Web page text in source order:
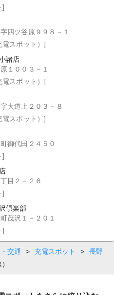
]
四ツ谷原９９８－１
スポット）]
諸店
１００３－１
スポット）]
大道上２０３－８
スポット）]
御代田２４５０
]
目２－２６
]
倶楽部
茂沢１－２０１
]
交通 > 充電スポット >
長野